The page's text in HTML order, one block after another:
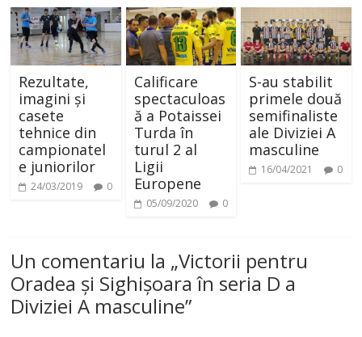
Rezultate,
imagini și
casete
tehnice din
campionatel
e juniorilor
24/03/2019 0
Calificare
spectaculoas
ă a Potaissei
Turda în
turul 2 al
Ligii
Europene
05/09/2020 0
S-au stabilit
primele două
semifinaliste
ale Diviziei A
masculine
16/04/2021 0
Un comentariu la „Victorii pentru
Oradea și Sighișoara în seria D a
Diviziei A masculine”